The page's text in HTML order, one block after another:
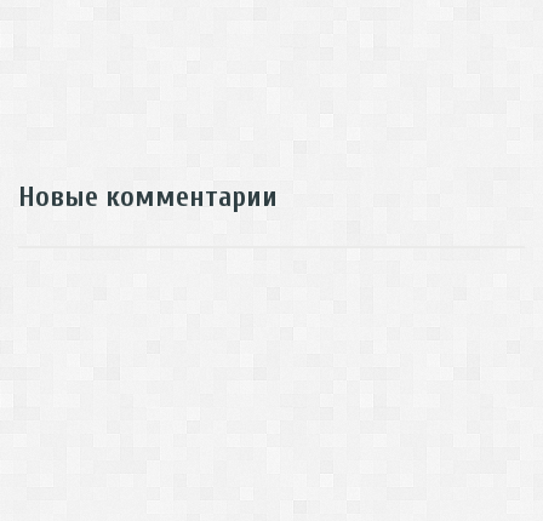
Новые комментарии